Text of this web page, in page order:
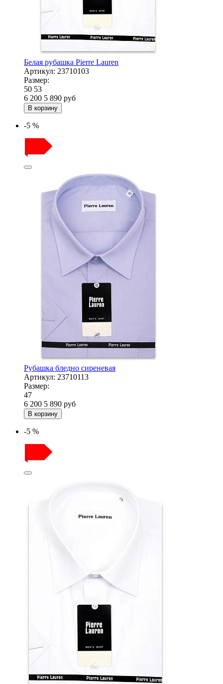
Белая рубашка Pierre Lauren
Артикул: 23710103
Размер:
50 53
6 200 5 890 руб
В корзину
-5 %
Рубашка бледно сиреневая
Артикул: 23710113
Размер:
47
6 200 5 890 руб
В корзину
-5 %